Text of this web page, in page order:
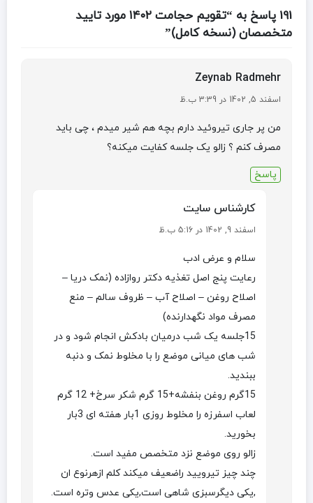
191 پاسخ به “تقویم حجامت ۱۴۰۲ مورد تایید
متخصصان (نسخه کامل)”
Zeynab Radmehr
اسفند 5, 1402 در 3:39 ب.ظ
من پر جاری تیروئید دارم بچه هم شیر میدم ، چی باید
مصرف کنم ؟ زالو یک جلسه کفایت میکنه؟
پاسخ
کارشناس سایت
اسفند 9, 1402 در 5:16 ب.ظ
سلام و عرض ادب
رعایت پنج اصل تغذیه دکتر روازاده (نمک دریا –
اصلاح روغن – اصلاح آب – ظروف سالم – منع
مصرف مواد نگهدارنده)
15جلسه یک شب درمیان بادکش انجام شود و در
شب های میانی موضع را با مخلوط نمک و دنبه
ببندید.
15گرم روغن بنفشه+15 گرم شکر سرخ+ 12 گرم
لعاب اسفرزه را مخلوط روزی 1بار هفته ای 3بار
بخورید.
زالو روی موضع نزد متخصص مفید است.
چند چیز تیرویید راضعیف میکند کلم ازهرنوع ان
,یکی دیگرسبزی شاهی است,یکی عدس وتره است.